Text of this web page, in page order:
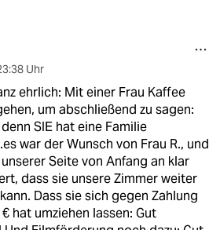
Uhr
ehrlich: Mit einer Frau Kaffee
um abschließend zu sagen:
SIE hat eine Familie
war der Wunsch von Frau R., und
Seite von Anfang an klar
dass sie unsere Zimmer weiter
Dass sie sich gegen Zahlung
hat umziehen lassen: Gut